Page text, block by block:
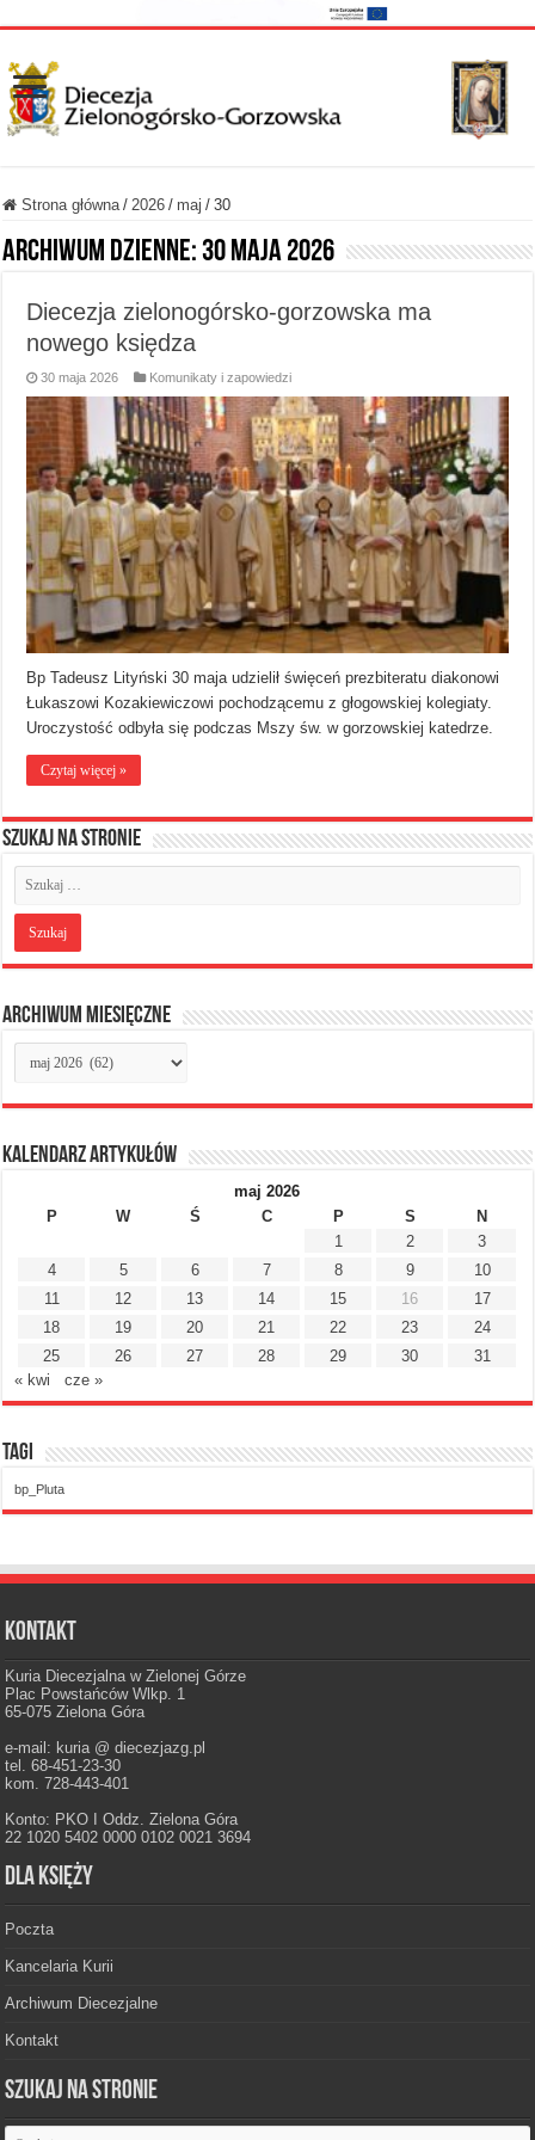
Strona główna / 2026 / maj / 30
Archiwum dzienne:30 maja 2026
Diecezja zielonogórsko-gorzowska ma
nowego księdza
30 maja 2026 Komunikaty i zapowiedzi
Bp Tadeusz Lityński 30 maja udzielił święceń prezbiteratu diakonowi
Łukaszowi Kozakiewiczowi pochodzącemu z głogowskiej kolegiaty.
Uroczystość odbyła się podczas Mszy św. w gorzowskiej katedrze.
Czytaj więcej »
Szukaj na stronie
Archiwum miesięczne
Archiwum
miesięczne
Kalendarz artykułów
maj 2026
P
W Ś C P S
N
1
2
3
4
5 6 7 8 9
10
11
12 13 14 15 16
17
18
19 20 21 22 23
24
25
26 27 28 29 30
31
« kwi
cze »
Tagi
bp_Pluta
Kontakt
Kuria Diecezjalna w Zielonej Górze
Plac Powstańców Wlkp. 1
65-075 Zielona Góra
e-mail: kuria @ diecezjazg.pl
tel. 68-451-23-30
kom. 728-443-401
Konto: PKO I Oddz. Zielona Góra
22 1020 5402 0000 0102 0021 3694
Dla księży
Poczta
Kancelaria Kurii
Archiwum Diecezjalne
Kontakt
Szukaj na stronie